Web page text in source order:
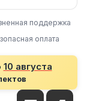
поддержка
оплата
10 августа